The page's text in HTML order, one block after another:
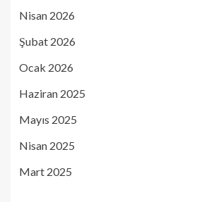
Nisan 2026
Şubat 2026
Ocak 2026
Haziran 2025
Mayıs 2025
Nisan 2025
Mart 2025